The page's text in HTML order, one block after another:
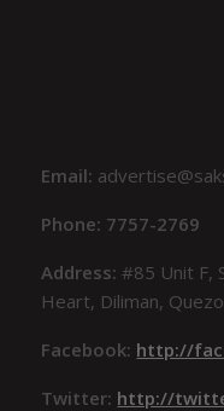
Email:
Phone: 7757-2769
Address:#85 Unit F,
Heart, Diliman,
Facebook: http://
Twitter: http://